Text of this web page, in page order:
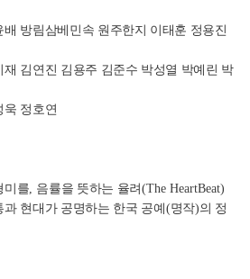
방림삼베민속 원주한지 이태훈 정용진
김연진 김용주 김준수 박성열 박예린 박
욱 정호연
미를 음률을 뜻하는 율려 (The HeartBeat)
현대가 공명하는 한국 공예 (명작)의 정